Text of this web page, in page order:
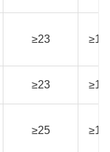
≥23
≥23
≥25